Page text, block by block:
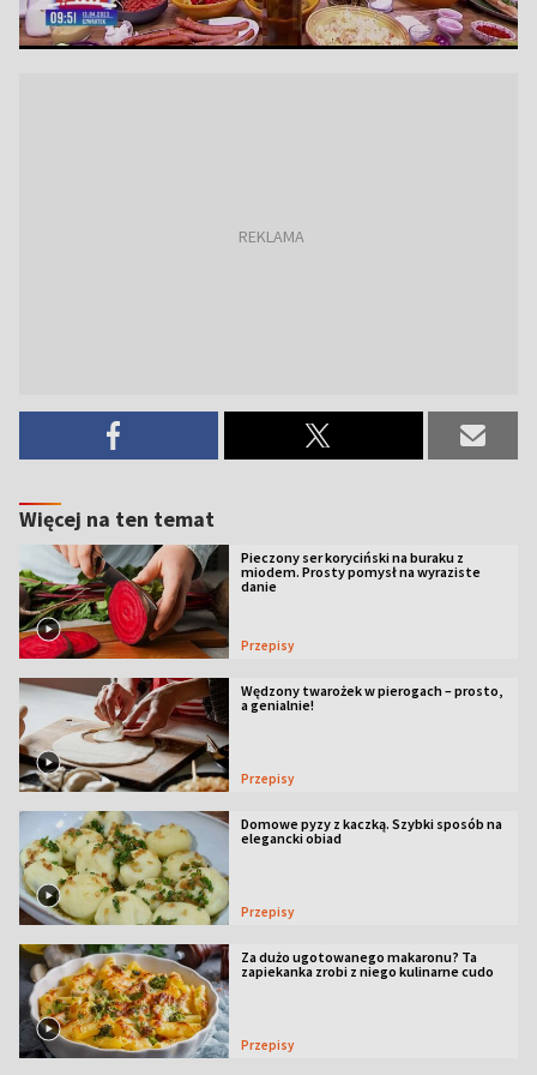
Więcej na ten temat
Pieczony ser koryciński na buraku z
miodem. Prosty pomysł na wyraziste
danie
Przepisy
Wędzony twarożek w pierogach – prosto,
a genialnie!
Przepisy
Domowe pyzy z kaczką. Szybki sposób na
elegancki obiad
Przepisy
Za dużo ugotowanego makaronu? Ta
zapiekanka zrobi z niego kulinarne cudo
Przepisy